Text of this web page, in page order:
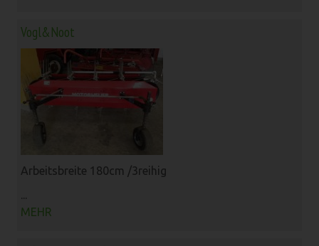
Vogl&Noot
Arbeitsbreite 180cm /3reihig
...
MEHR